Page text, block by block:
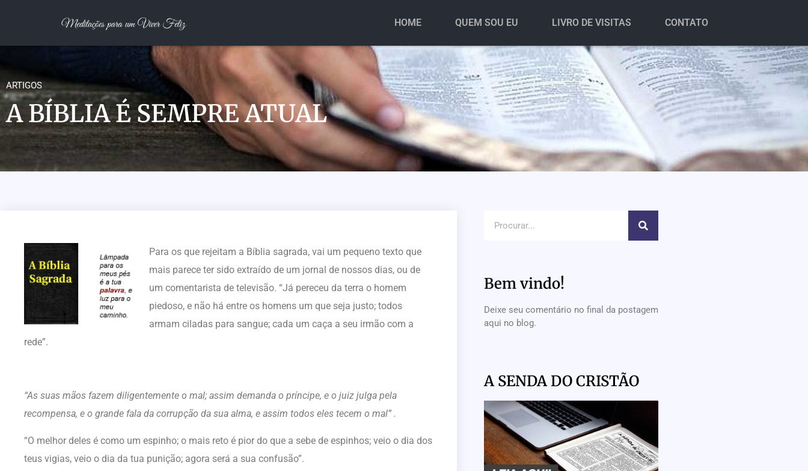
HOME QUEM SOU EU LIVRO DE VISITAS CONTATO
ARTIGOS
A BÍBLIA É SEMPRE ATUAL
Para os que rejeitam a Bíblia sagrada, vai um pequeno texto que
mais parece ter sido extraído de um jornal de nossos dias, ou de
um comentarista de televisão. “Já pereceu da terra o homem
piedoso, e não há entre os homens um que seja justo; todos
armam ciladas para sangue; cada um caça a seu irmão com a
rede”.
“As suas mãos fazem diligentemente o mal; assim demanda o príncipe, e o juiz julga pela
recompensa, e o grande fala da corrupção da sua alma, e assim todos eles tecem o mal” .
“O melhor deles é como um espinho; o mais reto é pior do que a sebe de espinhos; veio o dia dos
teus vigias, veio o dia da tua punição; agora será a sua confusão”.
Bem vindo!
Deixe seu comentário no final da postagem
aqui no blog.
A SENDA DO CRISTÃO